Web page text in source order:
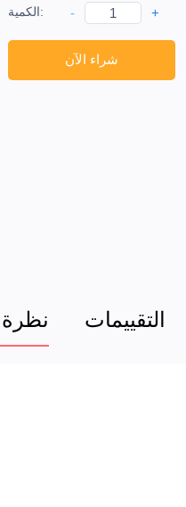
الكمية: - +
شراء الآن
التقييمات